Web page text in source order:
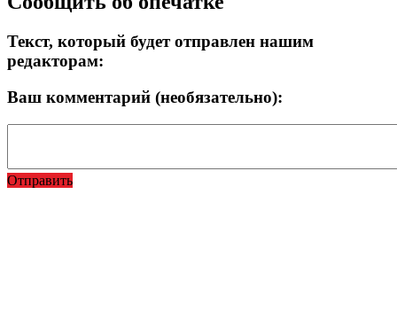
Текст, который будет отправлен нашим
редакторам:
Ваш комментарий (необязательно):
Отправить